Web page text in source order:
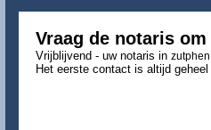
Vraag de notaris
Vrijblijvend - uw notaris in zutphen
Het eerste contact is altijd geheel